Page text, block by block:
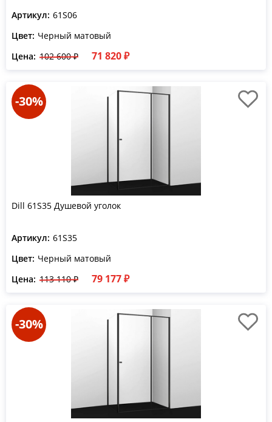
Артикул: 61S06
Цвет: Черный матовый
Цена: 102 600 ₽ 71 820 ₽
-30%
Dill 61S35 Душевой уголок
Артикул: 61S35
Цвет: Черный матовый
Цена: 113 110 ₽ 79 177 ₽
-30%